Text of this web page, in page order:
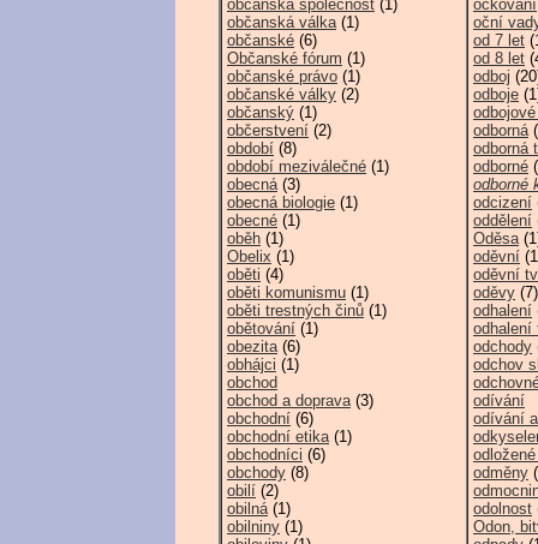
občanská společnost (1)
občanská válka(1)
občanské (6)
Občanské fórum (1)
občanské právo (1)
občanské války (2)
občanský (1)
občerstvení (2)
období (8)
období meziválečné (1)
obecná(3)
obecná biologie (1)
obecné (1)
oběh (1)
Obelix (1)
oběti (4)
oběti komunismu (1)
oběti trestných činů (1)
obětování (1)
obezita(6)
obhájci (1)
obchod
obchod a doprava(3)
obchodní (6)
obchodní etika(1)
obchodníci (6)
obchody (8)
obilí (2)
obilná(1)
obilniny (1)
očkování
oční
od 7 let
od 8 let
odboj
odboje
odborná
odborná
odborné
odborné
odcizení
oddělení
Oděsa
oděvní
oděvní
oděvy (7)
odhalení
odhalení
odchody
odchov
odívání
odívání
odměny
odolnost
Odon,